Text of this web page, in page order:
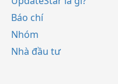
Báo chí
Nhóm
Nhà đầu tư